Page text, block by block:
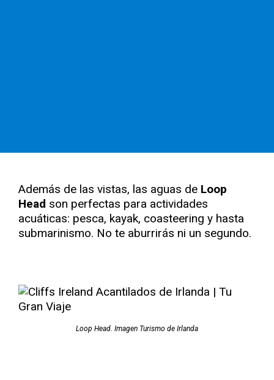
Además de las vistas, las aguas de Loop
Head son perfectas para actividades
acuáticas: pesca, kayak, coasteering y hasta
submarinismo. No te aburrirás ni un segundo.
Loop Head. Imagen Turismo de Irlanda